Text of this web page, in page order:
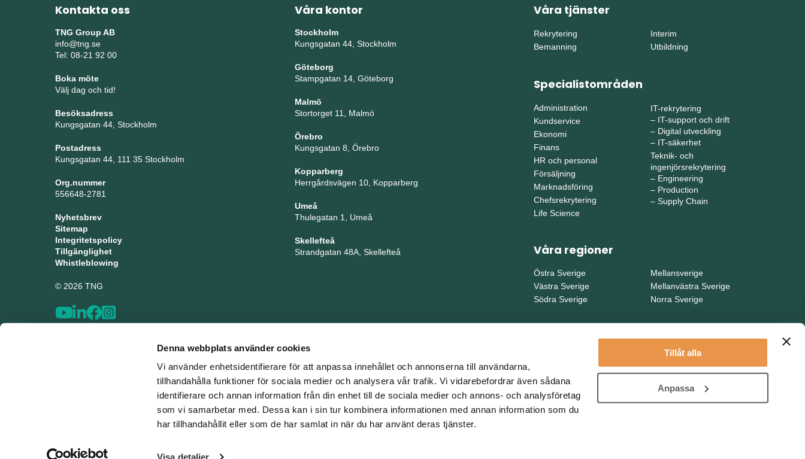
Denna webbplats använder cookies
Vi använder enhetsidentifierare för att anpassa innehållet och annonserna till användarna,
tillhandahålla funktioner för sociala medier och analysera vår trafik. Vi vidarebefordrar även sådana
identifierare och annan information från din enhet till de sociala medier och annons- och analysföretag
som vi samarbetar med. Dessa kan i sin tur kombinera informationen med annan information som du
har tillhandahållit eller som de har samlat in när du har använt deras tjänster.
Visa detaljer
Tillåt alla
Anpassa
Kontakta oss
TNG Group AB
info@tng.se
Tel: 08-21 92 00
Boka möte
Välj dag och tid!
Besöksadress
Kungsgatan 44, Stockholm
Postadress
Kungsgatan 44, 111 35 Stockholm
Org.nummer
556648-2781
Nyhetsbrev
Sitemap
Integritetspolicy
Tillgänglighet
Whistleblowing
© 2026 TNG
Våra kontor
Stockholm
Kungsgatan 44, Stockholm
Göteborg
Stampgatan 14, Göteborg
Malmö
Stortorget 11, Malmö
Örebro
Kungsgatan 8, Örebro
Kopparberg
Herrgårdsvägen 10, Kopparberg
Umeå
Thulegatan 1, Umeå
Skellefteå
Strandgatan 48A, Skellefteå
Våra tjänster
Rekrytering
Bemanning
Interim
Utbildning
Specialistområden
Administration
Kundservice
Ekonomi
Finans
HR och personal
Försäljning
Marknadsföring
Chefsrekrytering
Life Science
IT-rekrytering
– IT-support och drift
– Digital utveckling
– IT-säkerhet
Teknik- och
ingenjörsrekrytering
– Engineering
– Production
– Supply Chain
Våra regioner
Östra Sverige
Västra Sverige
Södra Sverige
Mellansverige
Mellanvästra Sverige
Norra Sverige
TNG är en del i företagsgruppen Key People Group